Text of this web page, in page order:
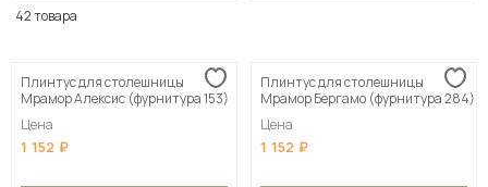
Сначала дорогие
42 товара
Плинтус для столешницы
Мрамор Алексис (фурнитура 153)
Цена
1 152
Плинтус для столешницы
Мрамор Бергамо (фурнитура 284)
Цена
1 152